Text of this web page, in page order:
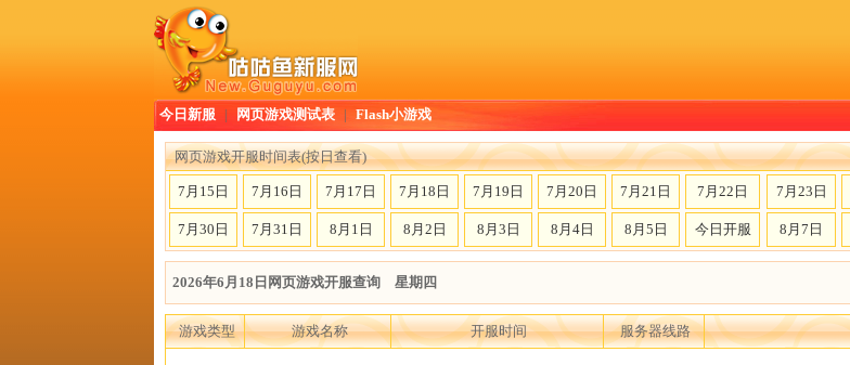
今日新服 | 网页游戏测试表 | Flash小游戏
网页游戏开服时间表(按日查看)
7月15日 7月16日 7月17日 7月18日 7月19日 7月20日 7月21日 7月22日 7月23日
7月30日 7月31日 8月1日 8月2日 8月3日 8月4日 8月5日 今日开服 8月7日
2026年6月18日网页游戏开服查询 星期四
游戏类型 游戏名称 开服时间 服务器线路